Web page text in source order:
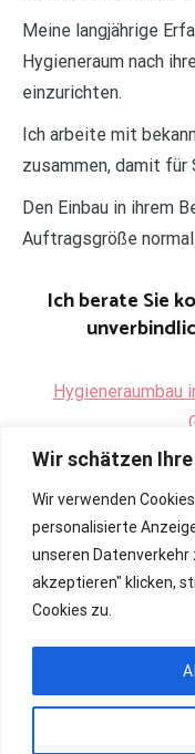
Wir schätzen
Wir verwenden
personalisierte
unseren Datenverkehr
akzeptieren" klicken,
Cookies zu.
Meine langjährige
Hygieneraum nach
einzurichten.
Ich arbeite mit
zusammen, damit für
Den Einbau in ihrem
Auftragsgröße
Ich berate Sie
Hygieneraumbau